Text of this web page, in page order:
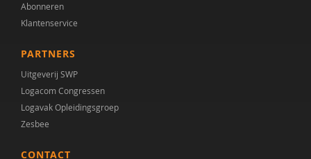
Abonneren
Klantenservice
PARTNERS
Uitgeverij SWP
Logacom Congressen
Logavak Opleidingsgroep
Zesbee
CONTACT